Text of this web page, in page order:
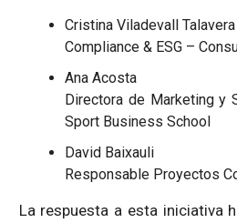
Cristina Viladevall Talavera
Compliance & ESG –
Ana Acosta
Directora de Marketing y
Sport Business School
David Baixauli
Responsable Proyectos
La respuesta a esta iniciativa